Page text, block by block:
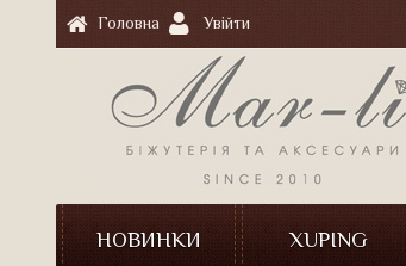
Головна Увійти
НОВИНКИ XUPING